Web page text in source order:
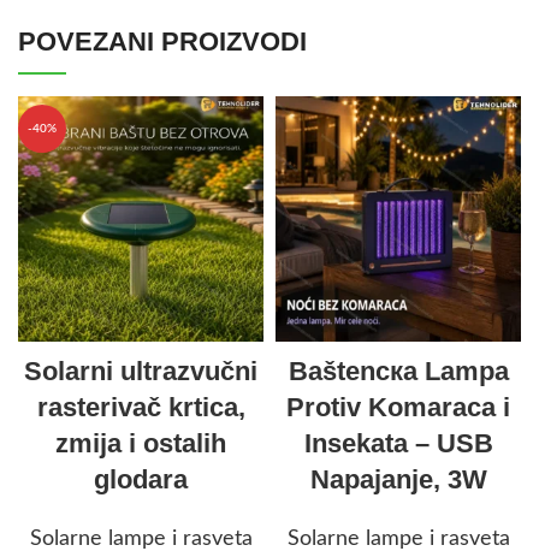
POVEZANI PROIZVODI
-40%
Solarni ultrazvučni
rasterivač krtica,
zmija i ostalih
glodara
Solarne lampe i rasveta
Baštenска Lampa
Protiv Komaraca i
Insekata – USB
Napajanje, 3W
Solarne lampe i rasveta